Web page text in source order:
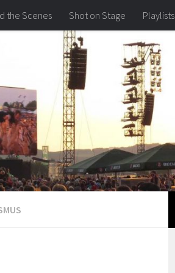
the Scenes Shot on Stage Playlists